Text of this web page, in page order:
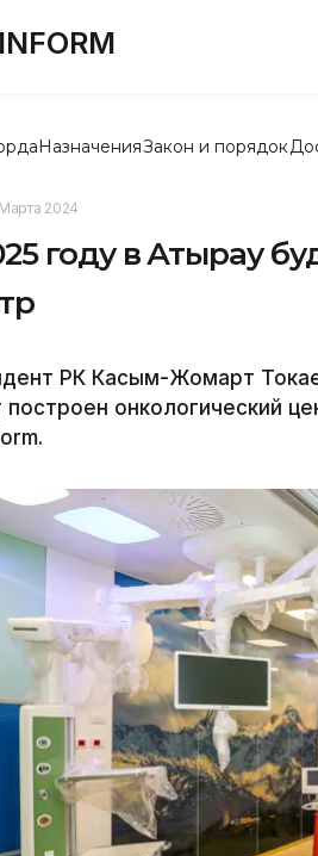
НазначенияЗакон и порядок
2024
году в Атырау
РК Касым-Жомарт
построен онкологический